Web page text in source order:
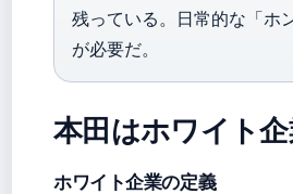
残っている。日常的な「ホ
が必要だ。
本田はホワイト
ホワイト企業の定義